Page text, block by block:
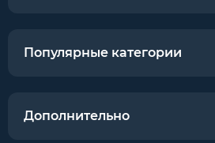
Популярные категории
Дополнительно